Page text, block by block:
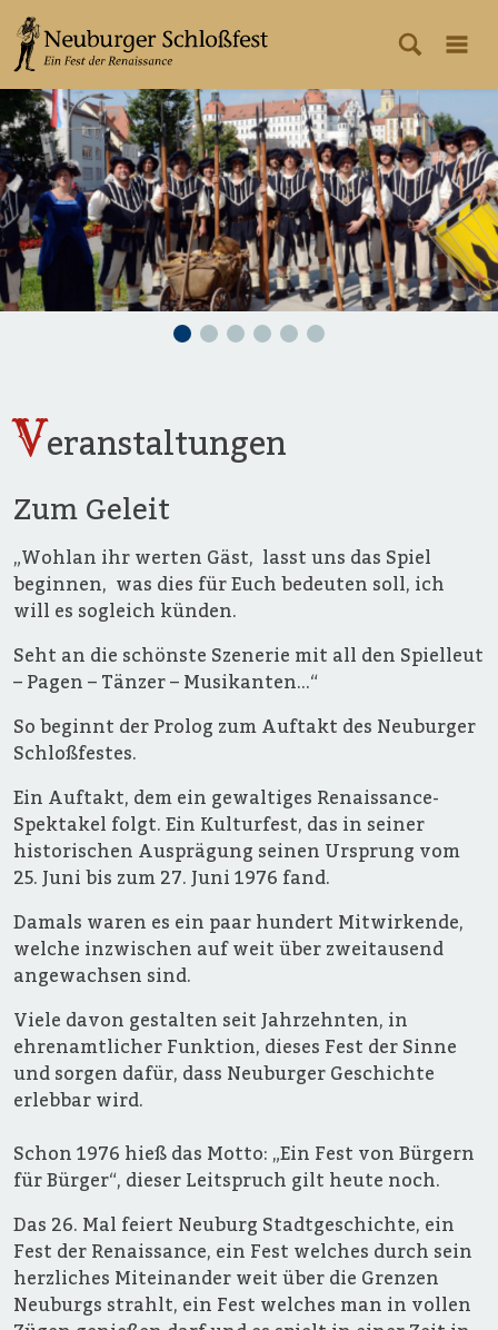
Veranstaltungen
Zum Geleit
„Wohlan ihr werten Gäst, lasst uns das Spiel
beginnen, was dies für Euch bedeuten soll, ich
will es sogleich künden.
Seht an die schönste Szenerie mit all den Spielleut
– Pagen – Tänzer – Musikanten...“
So beginnt der Prolog zum Auftakt des Neuburger
Schloßfestes.
Ein Auftakt, dem ein gewaltiges Renaissance-
Spektakel folgt. Ein Kulturfest, das in seiner
historischen Ausprägung seinen Ursprung vom
25. Juni bis zum 27. Juni 1976 fand.
Damals waren es ein paar hundert Mitwirkende,
welche inzwischen auf weit über zweitausend
angewachsen sind.
Viele davon gestalten seit Jahrzehnten, in
ehrenamtlicher Funktion, dieses Fest der Sinne
und sorgen dafür, dass Neuburger Geschichte
erlebbar wird.
Schon 1976 hieß das Motto: „Ein Fest von Bürgern
für Bürger“, dieser Leitspruch gilt heute noch.
Das 26. Mal feiert Neuburg Stadtgeschichte, ein
Fest der Renaissance, ein Fest welches durch sein
herzliches Miteinander weit über die Grenzen
Neuburgs strahlt, ein Fest welches man in vollen